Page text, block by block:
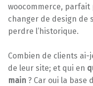
woocommerce, parfait
changer de design de
perdre l’historique.
Combien de clients
de leur site; et qui en
main ? Car oui la base